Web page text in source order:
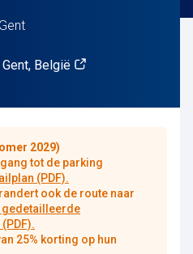
België
2029)
tot de parking
(PDF).
ook de route naar
gedetailleerde
25% korting op hun